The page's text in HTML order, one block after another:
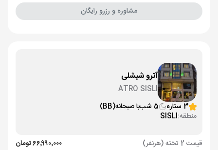
مشاوره و رزرو رایگان
آترو شیشلی
ATRO SISLI
3 ستاره
5 شب با صبحانه(BB)
منطقه:SISLI
قیمت 2 تخته (هرنفر)
۶۶٬۹۹۰٬۰۰۰ تومان